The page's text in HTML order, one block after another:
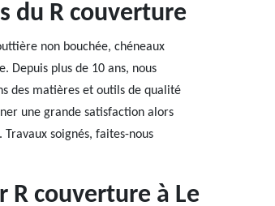
du R couverture
non bouchée, chéneaux
Depuis plus de 10 ans, nous
des matières et outils de qualité
une grande satisfaction alors
soignés, faites-nous
R couverture à Le